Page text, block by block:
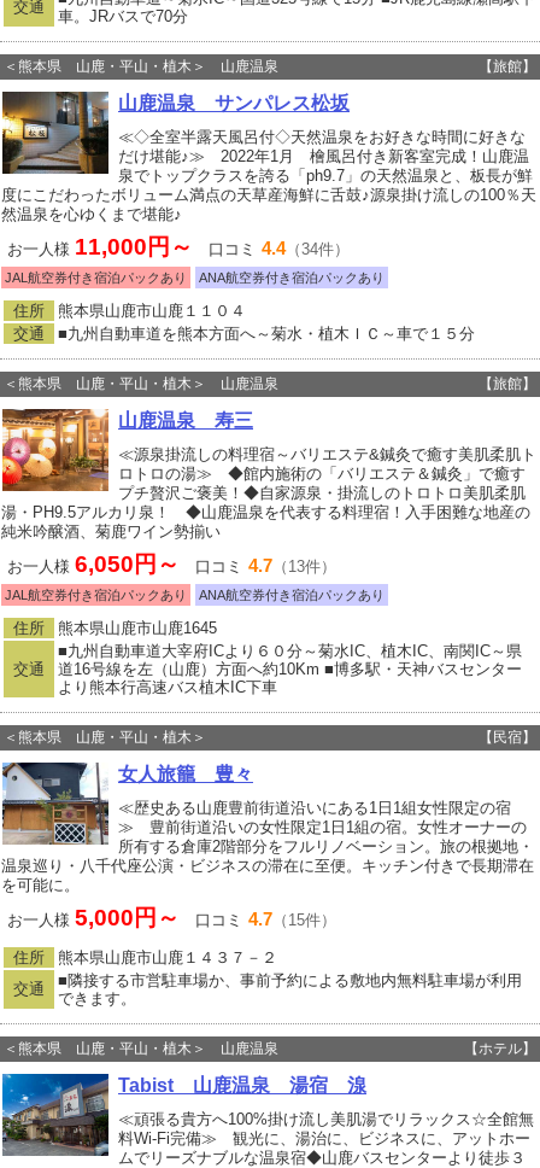
交通
車。JRバスで70分
＜熊本県 山鹿・平山・植木＞ 山鹿温泉 【旅館】
山鹿温泉 サンパレス松坂
≪◇全室半露天風呂付◇天然温泉をお好きな時間に好きな
だけ堪能♪≫ 2022年1月 檜風呂付き新客室完成！山鹿温
泉でトップクラスを誇る「ph9.7」の天然温泉と、板長が鮮
度にこだわったボリューム満点の天草産海鮮に舌鼓♪源泉掛け流しの100％天
然温泉を心ゆくまで堪能♪
お一人様 11,000円～ 口コミ 4.4（34件）
JAL航空券付き宿泊パックあり ANA航空券付き宿泊パックあり
住所
熊本県山鹿市山鹿１１０４
交通
■九州自動車道を熊本方面へ～菊水・植木ＩＣ～車で１５分
＜熊本県 山鹿・平山・植木＞ 山鹿温泉 【旅館】
山鹿温泉 寿三
≪源泉掛流しの料理宿～バリエステ&鍼灸で癒す美肌柔肌ト
ロトロの湯≫ ◆館内施術の「バリエステ＆鍼灸」で癒す
プチ贅沢ご褒美！◆自家源泉・掛流しのトロトロ美肌柔肌
湯・PH9.5アルカリ泉！ ◆山鹿温泉を代表する料理宿！入手困難な地産の
純米吟醸酒、菊鹿ワイン勢揃い
お一人様 6,050円～ 口コミ 4.7 （13件）
JAL航空券付き宿泊パックあり ANA航空券付き宿泊パックあり
住所 熊本県山鹿市山鹿1645
交通
■九州自動車道大宰府ICより６０分～菊水IC、植木IC、南関IC～県
道16号線を左（山鹿）方面へ約10Km ■博多駅・天神バスセンター
より熊本行高速バス植木IC下車
＜熊本県 山鹿・平山・植木＞ 【民宿】
女人旅籠 豊々
≪歴史ある山鹿豊前街道沿いにある1日1組女性限定の宿
≫ 豊前街道沿いの女性限定1日1組の宿。女性オーナーの
所有する倉庫2階部分をフルリノベーション。旅の根拠地・
温泉巡り・八千代座公演・ビジネスの滞在に至便。キッチン付きで長期滞在
を可能に。
お一人様 5,000円～ 口コミ 4.7 （15件）
住所
熊本県山鹿市山鹿１４３７－２
交通
■隣接する市営駐車場か、事前予約による敷地内無料駐車場が利用
できます。
＜熊本県 山鹿・平山・植木＞ 山鹿温泉 【ホテル】
Tabist 山鹿温泉 湯宿 湶
≪頑張る貴方へ100%掛け流し美肌湯でリラックス☆全館無
料Wi-Fi完備≫ 観光に、湯治に、ビジネスに、アットホー
ムでリーズナブルな温泉宿◆山鹿バスセンターより徒歩３